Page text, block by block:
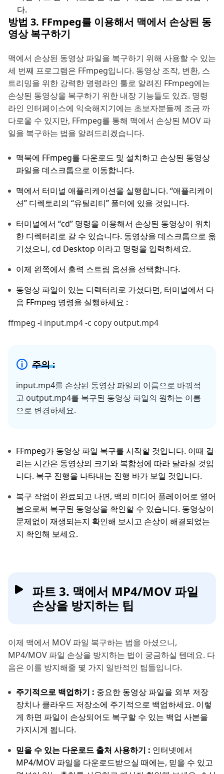
다.
방법 3. FFmpeg를 이용해서 맥에서 손상된 동
영상 복구하기
맥에서 손상된 동영상 파일을 복구하기 위해 사용할 수 있는
세 번째 프로그램은 FFmpeg입니다. 동영상 조작, 변환, 스
트리밍을 위한 강력한 명령라인 툴로 알려진 FFmpeg에는
손상된 동영상을 복구하기 위한 내장 기능들도 있죠. 명령
라인 인터페이스에 익숙해지기에는 초보자분들께 조금 까
다로울 수 있지만, FFmpeg를 통해 맥에서 손상된 MOV 파
일을 복구하는 법을 알려드리겠습니다.
맥북에 FFmpeg를 다운로드 및 설치하고 손상된 동영상
파일을 데스크톱으로 이동합니다.
맥에서 터미널 애플리케이션을 실행합니다. “애플리케이
션” 디렉토리의 “유틸리티” 폴더에 있을 것입니다.
터미널에서 “cd” 명령을 이용해서 손상된 동영상이 위치
한 디렉터리로 갈 수 있습니다. 동영상을 데스크톱으로 옮
기셨으니, cd Desktop 이라고 명령을 입력하세요.
이제 왼쪽에서 출력 스트림 옵션을 선택합니다.
동영상 파일이 있는 디렉터리로 가셨다면, 터미널에서 다
음 FFmpeg 명령을 실행하세요 :
ffmpeg -i input.mp4 -c copy output.mp4
주의 :
input.mp4를 손상된 동영상 파일의 이름으로 바꿔적
고 output.mp4를 복구된 동영상 파일의 원하는 이름
으로 변경하세요.
FFmpeg가 동영상 파일 복구를 시작할 것입니다. 이때 걸
리는 시간은 동영상의 크기와 복합성에 따라 달라질 것입
니다. 복구 진행을 나타내는 진행 바가 보일 것입니다.
복구 작업이 완료되고 나면, 맥의 미디어 플레이어로 열어
봄으로써 복구된 동영상을 확인할 수 있습니다. 동영상이
문제없이 재생되는지 확인해 보시고 손상이 해결되었는
지 확인해 보세요.
파트 3. 맥에서 MP4/MOV 파일
손상을 방지하는 팁
이제 맥에서 MOV 파일 복구하는 법을 아셨으니,
MP4/MOV 파일 손상을 방지하는 법이 궁금하실 텐데요. 다
음은 이를 방지해줄 몇 가지 일반적인 팁들입니다.
주기적으로 백업하기 : 중요한 동영상 파일을 외부 저장
장치나 클라우드 저장소에 주기적으로 백업하세요. 이렇
게 하면 파일이 손상되어도 복구할 수 있는 백업 사본을
가지시게 됩니다.
믿을 수 있는 다운로드 출처 사용하기 : 인터넷에서
MP4/MOV 파일을 다운로드받으실 때에는, 믿을 수 있고